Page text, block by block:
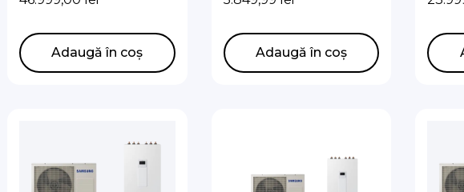
Adaugă în coș
kW,220V
Adaugă în coș
A+++